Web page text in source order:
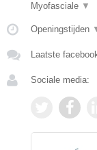
Myofasciale ▼
Openingstijden
Laatste
Sociale media: